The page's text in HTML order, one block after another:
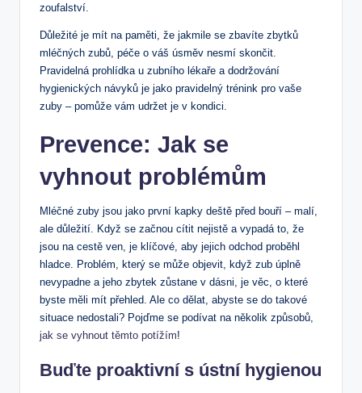
zoufalství.
Důležité je mít na paměti, že jakmile se zbavíte zbytků
mléčných zubů, péče o váš úsměv nesmí skončit.
Pravidelná prohlídka u zubního lékaře a dodržování
hygienických návyků je jako pravidelný trénink pro vaše
zuby – pomůže vám udržet je v kondici.
Prevence: Jak se
vyhnout problémům
Mléčné zuby jsou jako první kapky deště před bouří – malí,
ale důležití. Když se začnou cítit nejistě a vypadá to, že
jsou na cestě ven, je klíčové, aby jejich odchod proběhl
hladce. Problém, který se může objevit, když zub úplně
nevypadne a jeho zbytek zůstane v dásni, je věc, o které
byste měli mít přehled. Ale co dělat, abyste se do takové
situace nedostali? Pojďme se podívat na několik způsobů,
jak se vyhnout těmto potížím!
Buďte proaktivní s ústní hygienou